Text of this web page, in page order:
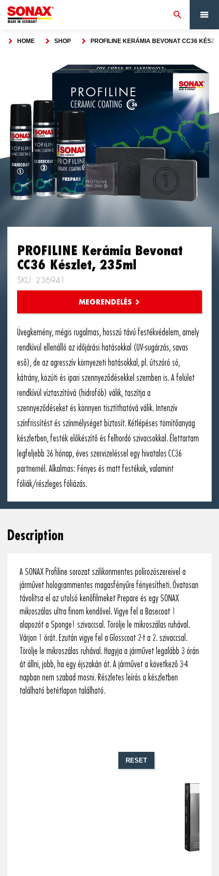
HOME SHOP PROFILINE KERÁMIA BEVONAT CC36
PROFILINE Kerámia Bevonat
CC36 Készlet, 235ml
SKU: 236941
Üvegkemény, mégis rugalmas, hosszú távú festékvédelem, amely
rendkívül ellenálló az időjárási hatásokkal (UV-sugárzás, savas
eső), de az agresszív környezeti hatásokkal, pl. útszóró só,
kátrány, közúti és ipari szennyeződésekkel szemben is. A felület
rendkívül víztaszítóvá (hidrofób) válik, taszítja a
szennyeződéseket és könnyen tisztíthatóvá válik. Intenzív
színfrissítést és színmélységet biztosít. Kétlépéses tömítőanyag
készletben, festék előkészítő és felhordó szivacsokkal. Élettartam
legfeljebb 36 hónap, éves szervizeléssel egy hivatalos CC36
partnernél. Alkalmas: Fényes és matt festékek, valamint
fóliák/részleges fóliázás.
Description
A SONAX Profiline sorozat szilikonmentes polírozószereivel a
járművet hologrammentes magasfényűre fényesítheti. Óvatosan
távolítsa el az utolsó kenőfilmeket Prepare és egy SONAX
mikroszálas ultra finom kendővel. Vigye fel a Basecoat 1
alapozót a Sponge1 szivaccsal. Törölje le mikroszálas ruhával.
Várjon 1 órát. Ezután vigye fel a Glosscoat 2-t a 2. szivaccsal.
Törölje le mikroszálas ruhával. Hagyja a járművet legalább 3 órán
át állni, jobb, ha egy éjszakán át. A járművet a következő 3-4
napban nem szabad mosni. Részletes leírás a készletben
található betétlapon található.
RESET